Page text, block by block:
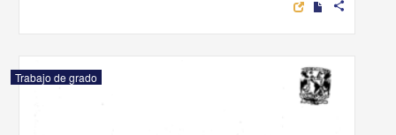
Trabajo de grado